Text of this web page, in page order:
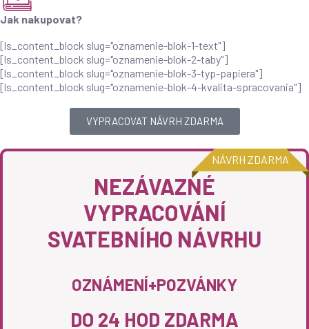
Jak nakupovat?
[ls_content_block slug="oznamenie-blok-1-text"]
[ls_content_block slug="oznamenie-blok-2-taby"]
[ls_content_block slug="oznamenie-blok-3-typ-papiera"]
[ls_content_block slug="oznamenie-blok-4-kvalita-spracovania"]
VYPRACOVAT NÁVRH ZDARMA
NEZÁVAZNÉ
VYPRACOVÁNÍ
SVATEBNÍHO NÁVRHU
OZNÁMENÍ+POZVÁNKY
DO 24 HOD ZDARMA
NÁVRH ZDARMA